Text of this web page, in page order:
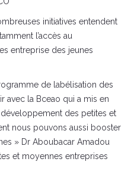
initiatives entendent
l’accès au
entreprise des jeunes
de labélisation des
avec la Bceao qui a mis en
des petites et
nous pouvons aussi booster
» Dr Aboubacar Amadou
et moyennes entreprises